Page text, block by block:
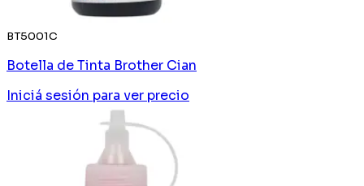
BT5001C
Botella de Tinta Brother Cian
Iniciá sesión para ver precio